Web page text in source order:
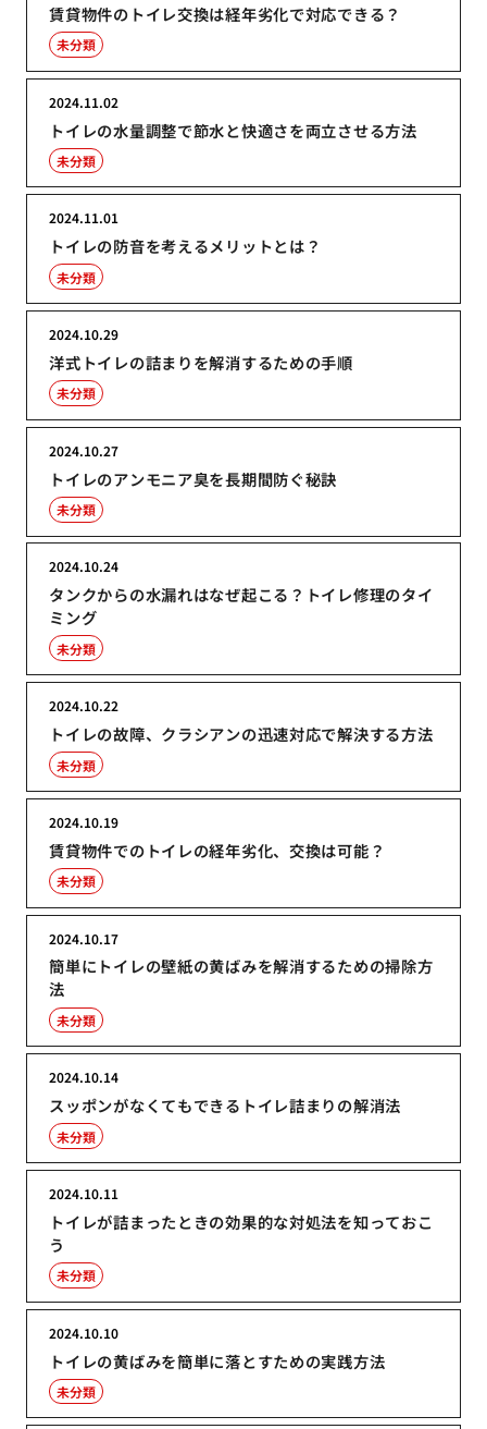
賃貸物件のトイレ交換は経年劣化で対応できる？
未分類
トイレの水量調整で節水と快適さを両立させる方法
2024.11.02
未分類
トイレの防音を考えるメリットとは？
2024.11.01
未分類
洋式トイレの詰まりを解消するための手順
2024.10.29
未分類
トイレのアンモニア臭を長期間防ぐ秘訣
2024.10.27
未分類
タンクからの水漏れはなぜ起こる？トイレ修理のタイ
ミング
2024.10.24
未分類
トイレの故障、クラシアンの迅速対応で解決する方法
2024.10.22
未分類
賃貸物件でのトイレの経年劣化、交換は可能？
2024.10.19
未分類
簡単にトイレの壁紙の黄ばみを解消するための掃除方
法
2024.10.17
未分類
スッポンがなくてもできるトイレ詰まりの解消法
2024.10.14
未分類
トイレが詰まったときの効果的な対処法を知っておこ
う
2024.10.11
未分類
トイレの黄ばみを簡単に落とすための実践方法
2024.10.10
未分類